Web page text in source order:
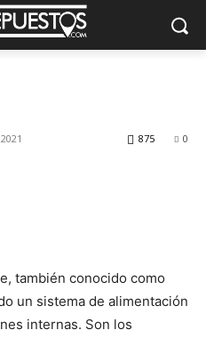
0
875
también conocido como
un sistema de alimentación
internas. Son los